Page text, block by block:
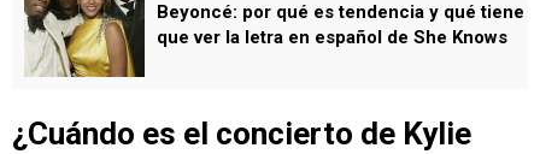
Beyoncé: por qué es tendencia y qué tiene
que ver la letra en español de She Knows
¿Cuándo es el concierto de Kylie